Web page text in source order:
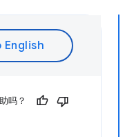
吗？